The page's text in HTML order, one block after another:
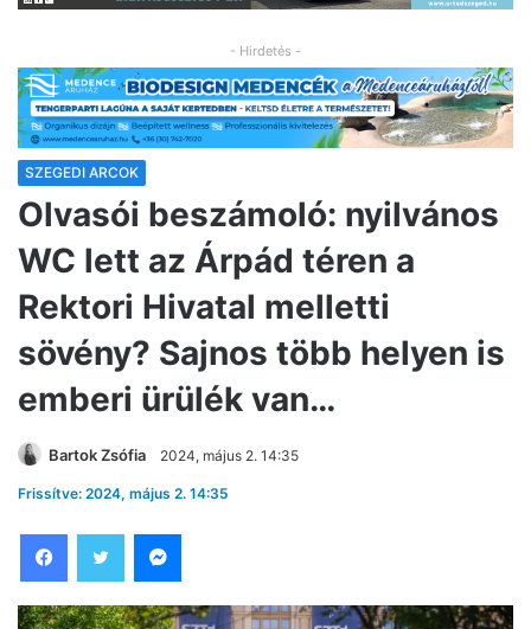
- Hirdetés -
SZEGEDI ARCOK
Olvasói beszámoló: nyilvános
WC lett az Árpád téren a
Rektori Hivatal melletti
sövény? Sajnos több helyen is
emberi ürülék van…
Bartok Zsófia 2024, május 2. 14:35
Frissítve: 2024, május 2. 14:35